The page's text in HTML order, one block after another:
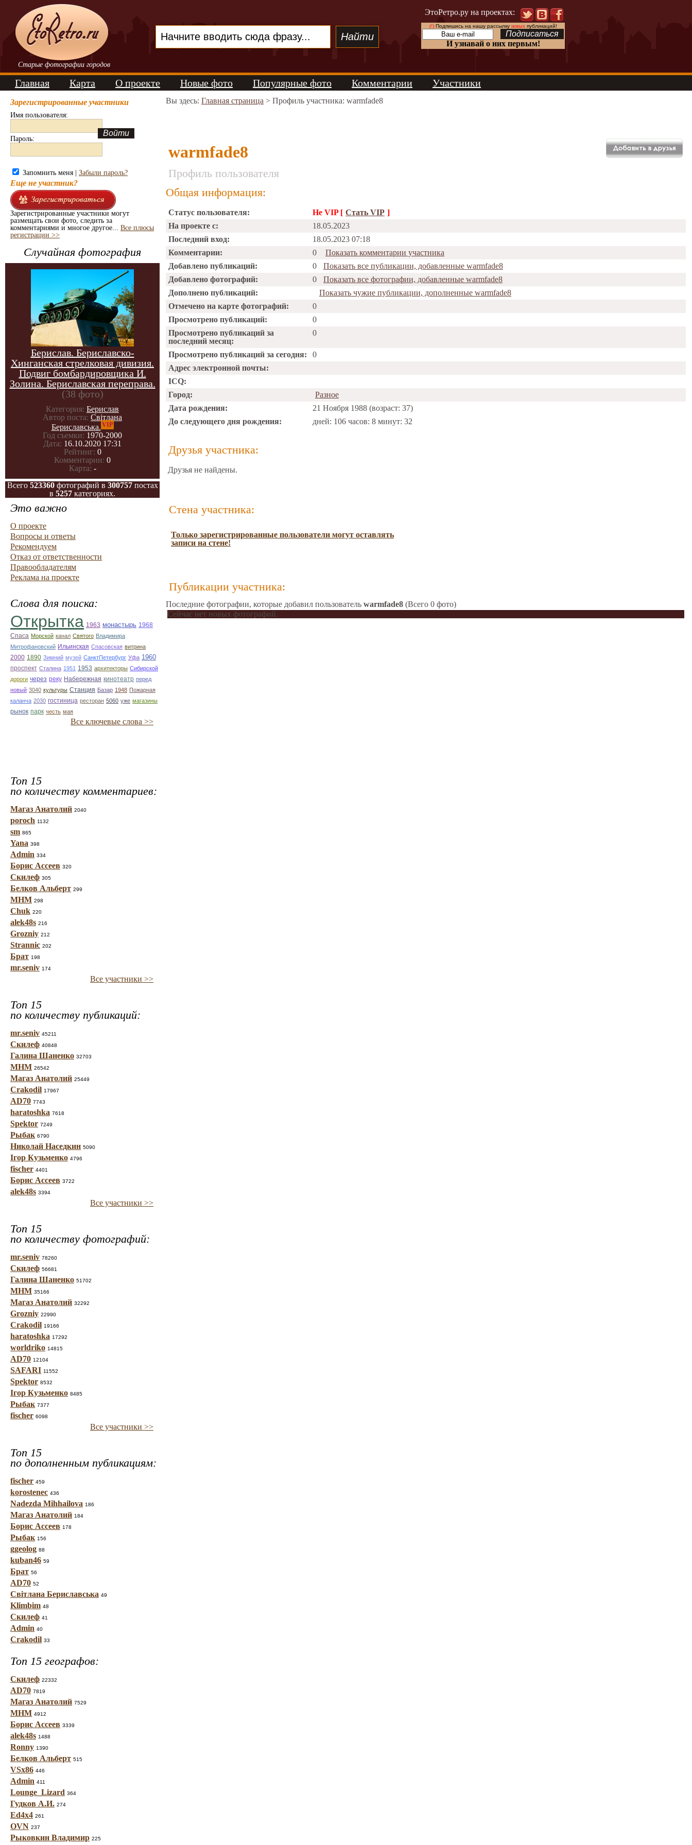
Старые фотографии городов
ЭтоРетро.ру на проектах:
(!)Подпишись на нашу рассылку новыхпубликаций!
И узнавай о них первым!
Главная Карта О проекте Новые фото Популярные фото Комментарии Участники
Зарегистрированные участники
Имя пользователя:
Пароль:
Запомнить меня | Забыли пароль?
Еще не участник?
Зарегистрированные участники могут
размещать свои фото, следить за
комментариями и многое другое... Все плюсы
регистрации >>
Случайная фотография
Берислав. Бериславско-
Хинганская стрелковая дивизия.
Подвиг бомбардировщика И.
Золина. Бериславская переправа.
(38 фото)
Категория: Берислав
Автор поста: Світлана
Бериславська. VIP
Год съемки: 1970-2000
Дата: 16.10.2020 17:31
Рейтинг: 0
Комментарии: 0
Карта: -
Всего 523360фотографий в 300757постах
в 5257 категориях.
Это важно
О проекте
Вопросы и ответы
Рекомендуем
Отказ от ответственности
Правообладателям
Реклама на проекте
Слова для поиска:
Открытка 1963 монастырь 1968
Спаса Морской канал Святого Владимира
Митрофановский Ильинская Спасовская витрина
2000 1890 Зимний музей СанктПетербург Уфа 1960
проспект Сталина 1951 1953 архитекторы Сибирской
дороги через реку Набережная кинотеатр перед
новый 3040 культуры Станция Базар 1948 Пожарная
каланча 2030 гостиница ресторан 5060 уже магазины
рынок парк честь мая
Все ключевые слова >>
Топ 15
по количеству комментариев:
Магаз Анатолий 2040
poroch 1132
sm 865
Yana 398
Admin 334
Борис Ассеев 320
Скилеф 305
Белков Альберт 299
МНМ 298
Chuk 220
alek48s 216
Grozniy 212
Strannic 202
Брат 198
mr.seniv 174
Все участники >>
Топ 15
по количеству публикаций:
mr.seniv 45211
Скилеф 40848
Галина Шаненко 32703
МНМ 26542
Магаз Анатолий 25449
Crakodil 17967
AD70 7743
haratoshka 7618
Spektor 7249
Рыбак 6790
Николай Наседкин 5090
Ігор Кузьменко 4796
fischer 4401
Борис Ассеев 3722
alek48s 3394
Все участники >>
Топ 15
по количеству фотографий:
mr.seniv 78260
Скилеф 56681
Галина Шаненко 51702
МНМ 35166
Магаз Анатолий 32292
Grozniy 22990
Crakodil 19166
haratoshka 17292
worldriko 14815
AD70 12104
SAFARI 11552
Spektor 8532
Ігор Кузьменко 8485
Рыбак 7377
fischer 6098
Все участники >>
Топ 15
по дополненным публикациям:
fischer 459
korostenec 436
Nadezda Mihhailova 186
Магаз Анатолий 184
Борис Ассеев 178
Рыбак 156
ggeolog 88
kuban46 59
Брат 56
AD70 52
Світлана Бериславська 49
Klimbim 48
Скилеф 41
Admin 40
Crakodil 33
Топ 15 географов:
Скилеф 22332
AD70 7819
Магаз Анатолий 7529
МНМ 4912
Борис Ассеев 3339
alek48s 1488
Ronny 1390
Белков Альберт 515
VSx86 446
Admin 411
Lounge_Lizard 364
Гудков А.И. 274
Ed4x4 261
OVN 237
Рыковкин Владимир 225
Вы здесь: Главная страница > Профиль участника: warmfade8
warmfade8
Профиль пользователя
Общая информация:
Статус пользователя: Не VIP [ Стать VIP ]
На проекте с:
18.05.2023
Последний вход:
18.05.2023 07:18
Комментарии:
0
Показать комментарии участника
Добавлено публикаций:
0
Показать все публикации, добавленные warmfade8
Добавлено фотографий:
0
Показать все фотографии, добавленные warmfade8
Дополнено публикаций:
Показать чужие публикации, дополненные warmfade8
Отмечено на карте фотографий:
0
Просмотрено публикаций:
0
Просмотрено публикаций за
последний месяц:
0
Просмотрено публикаций за сегодня:
0
Адрес электронной почты:
ICQ:
Город:
Разное
Дата рождения:
21 Ноября 1988 (возраст: 37)
До следующего дня рождения:
дней: 106 часов: 8 минут: 32
Друзья участника:
Друзья не найдены.
Стена участника:
Только зарегистрированные пользователи могут оставлять
записи на стене!
Публикации участника:
Последние фотографии, которые добавил пользователь warmfade8 (Всего 0 фото)
Сейчас нет новых фотографий.